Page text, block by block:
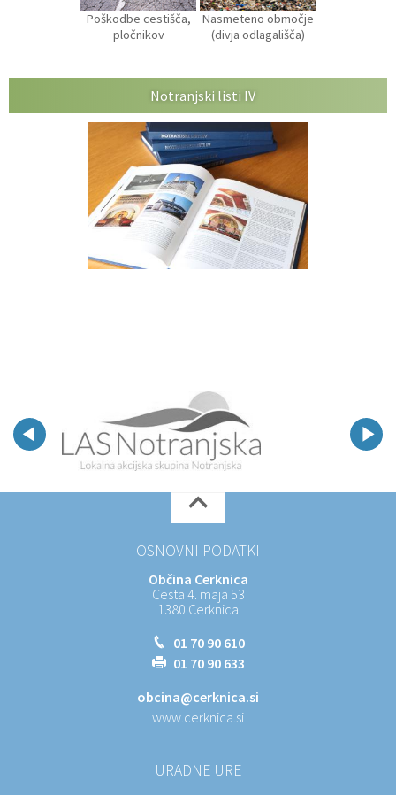
Poškodbe cestišča,
pločnikov
Nasmeteno območje
(divja odlagališča)
Notranjski listi IV
OSNOVNI PODATKI
Občina Cerknica
Cesta 4. maja 53
1380 Cerknica
01 70 90 610
01 70 90 633
obcina@cerknica.si
www.cerknica.si
URADNE URE